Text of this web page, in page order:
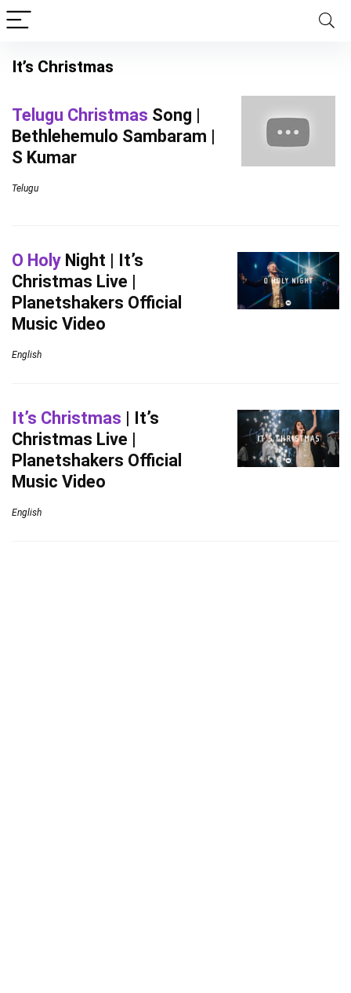
It’s Christmas
Telugu Christmas Song |
Bethlehemulo Sambaram |
S Kumar
Telugu
O Holy Night | It’s
Christmas Live |
Planetshakers Official
Music Video
English
It’s Christmas | It’s
Christmas Live |
Planetshakers Official
Music Video
English